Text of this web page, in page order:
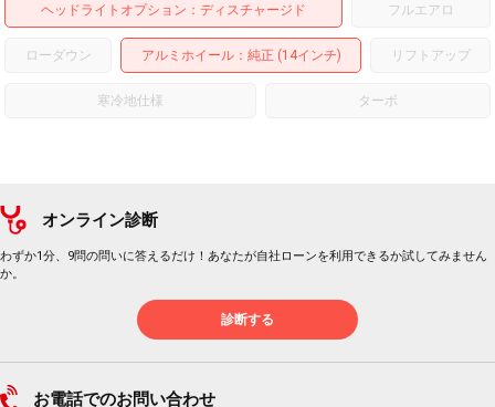
ヘッドライトオプション ディスチャージド フルエアロ
ローダウン アルミホイール：純正 (14インチ) リフトアップ
寒冷地仕様 ターボ
オンライン診断
わずか1分、9問の問いに答えるだけ！あなたが自社ローンを利用できるか試してみません
か。
診断する
お電話でのお問い合わせ